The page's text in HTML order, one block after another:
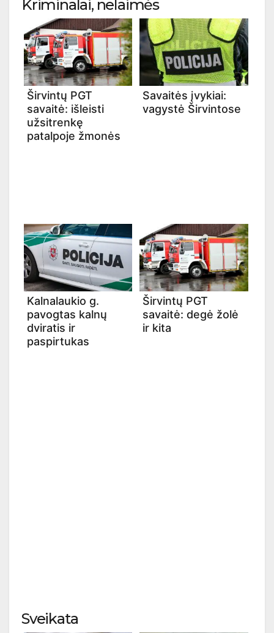
Kriminalai, nelaimės
Širvintų PGT
savaitė: išleisti
užsitrenkę
patalpoje žmonės
Savaitės įvykiai:
vagystė Širvintose
Kalnalaukio g.
pavogtas kalnų
dviratis ir
paspirtukas
Širvintų PGT
savaitė: degė žolė
ir kita
Sveikata